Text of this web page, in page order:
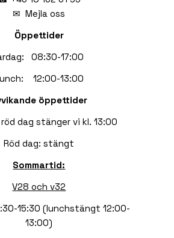
✉Mejla oss
Öppettider
08:30-17:00
12:00-13:00
öppettider
dag stänger vi kl. 13:00
Röd dag: stängt
Sommartid:
V28 och v32
15:30 (lunchstängt 12:00-
13:00)